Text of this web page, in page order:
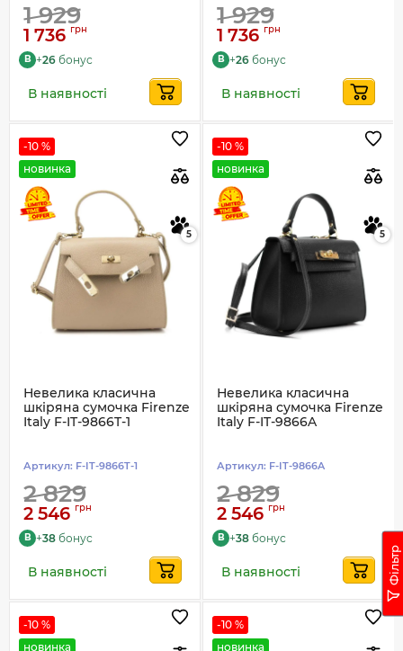
Фільтр
1 929
1 736 грн
B +26 бонус
В наявності
1 929
1 736 грн
B +26 бонус
В наявності
-10 %
новинка
5
Невелика класична
шкіряна сумочка Firenze
Italy F-IT-9866T-1
Артикул: F-IT-9866T-1
2 829
2 546 грн
B +38 бонус
В наявності
-10 %
новинка
5
Невелика класична
шкіряна сумочка Firenze
Italy F-IT-9866A
Артикул: F-IT-9866A
2 829
2 546 грн
B +38 бонус
В наявності
-10 %
новинка
-10 %
новинка